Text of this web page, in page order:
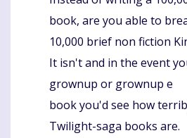
book, are you able to
10,000 brief non fiction
It isn't and in the event
grownup or grownup e
book you'd see how
Twilight-saga books are.